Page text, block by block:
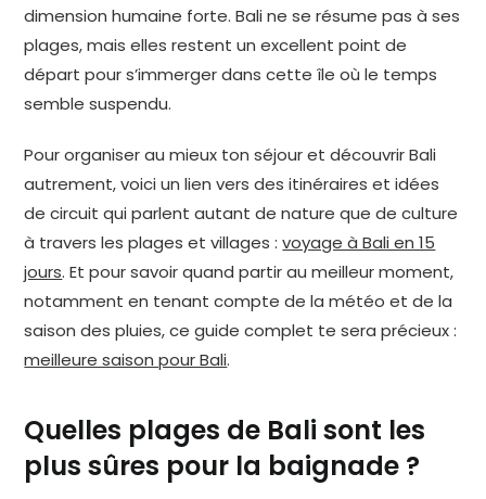
dimension humaine forte. Bali ne se résume pas à ses
plages, mais elles restent un excellent point de
départ pour s’immerger dans cette île où le temps
semble suspendu.
Pour organiser au mieux ton séjour et découvrir Bali
autrement, voici un lien vers des itinéraires et idées
de circuit qui parlent autant de nature que de culture
à travers les plages et villages :voyage à Bali en 15
jours. Et pour savoir quand partir au meilleur moment,
notamment en tenant compte de la météo et de la
saison des pluies, ce guide complet te sera précieux :
meilleure saison pour Bali.
Quelles plages de Bali sont les
plus sûres pour la baignade ?